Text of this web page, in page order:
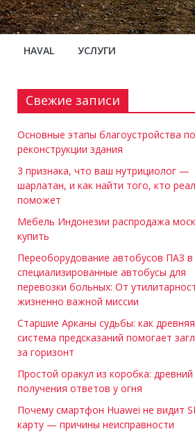
HAVAL УСЛУГИ
Свежие записи
Основные этапы благоустройства
реконструкции здания
3 признака, что ваш нутрициолог —
шарлатан, и как найти того, кто
поможет
Мебель Индонезии распродажа
купить
Переоборудование автобусов ПАЗ в
специализированные автобусы для
перевозки больных: От
жизненно важной миссии
Старшие Арканы судьбы: как древняя
система предсказаний помогает
за горизонт
Простой оракул из коробка:
получения ответов у огня
Почему смартфон Huawei не видит
карту — причины неисправности